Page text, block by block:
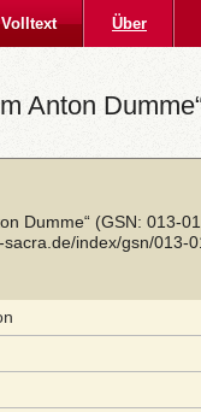
Volltext Über
Anton
Dumme“ (GSN: 013-
index/gsn/013-